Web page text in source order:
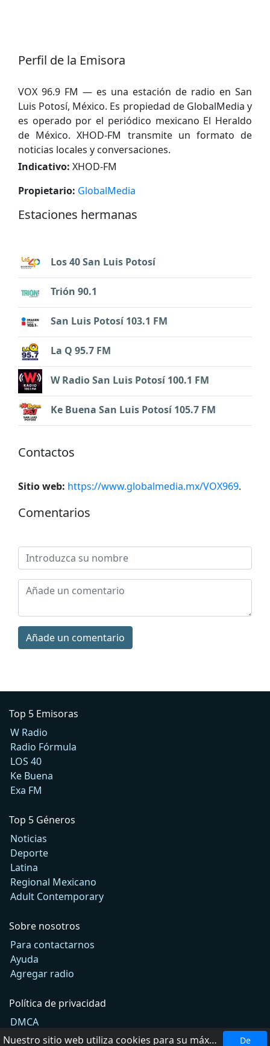
Perfil de la Emisora
VOX 96.9 FM — es una estación de radio en San
Luis Potosí, México. Es propiedad de GlobalMedia y
es operado por el periódico mexicano El Heraldo
de México. XHOD-FM transmite un formato de
noticias locales y conversaciones.
Indicativo: XHOD-FM
Propietario: GlobalMedia
Estaciones hermanas
Los 40 San Luis Potosí
Trión 90.1
San Luis Potosí 103.1 FM
La Q 95.7 FM
W Radio San Luis Potosí 100.1 FM
Ke Buena San Luis Potosí 105.7 FM
Contactos
Sitio web: https://www.globalmedia.mx/VOX969.
Comentarios
Añade un comentario
Top 5 Emisoras
W Radio
Radio Fórmula
LOS 40
Ke Buena
Exa FM
Top 5 Géneros
Noticias
Deporte
Latina
Regional Mexicano
Adult Contemporary
Sobre nosotros
Para contactarnos
Ayuda
Agregar radio
Política de privacidad
DMCA
Términos de Uso
Nuestro sitio web utiliza cookies para su máxima comodidad. Al utilizar el sitio web, usted acepta el uso de cookies. De